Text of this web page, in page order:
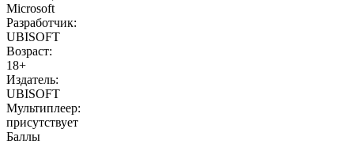
Microsoft
Разработчик:
UBISOFT
Возраст:
18+
Издатель:
UBISOFT
Мультиплеер:
присутствует
Баллы